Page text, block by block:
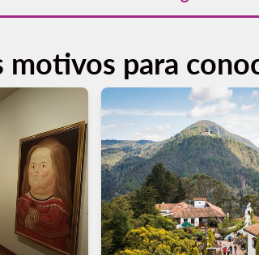
motivos para